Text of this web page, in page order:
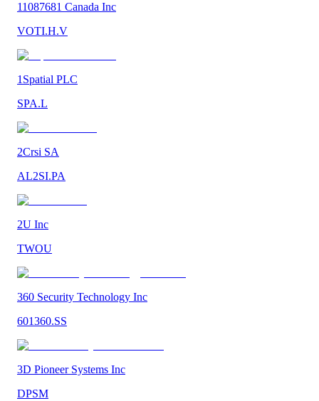
11087681 Canada Inc
VOTI.H.V
1Spatial PLC
SPA.L
2Crsi SA
AL2SI.PA
2U Inc
TWOU
360 Security Technology Inc
601360.SS
3D Pioneer Systems Inc
DPSM